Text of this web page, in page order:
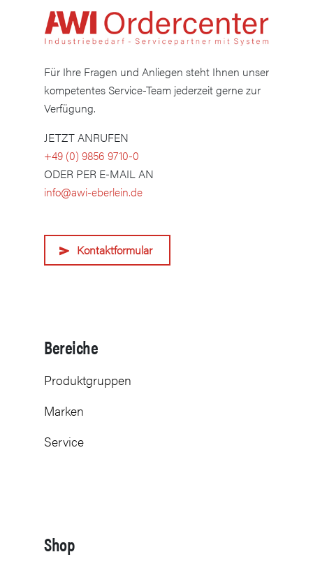
Für Ihre Fragen und Anliegen steht Ihnen unser
kompetentes Service-Team jederzeit gerne zur
Verfügung.
JETZT ANRUFEN
+49 (0) 9856 9710-0
ODER PER E-MAIL AN
info@awi-eberlein.de
Kontaktformular
Bereiche
Produktgruppen
Marken
Service
Shop